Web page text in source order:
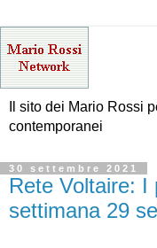
Il sito dei Mario Rossi
contemporanei
30 settembre 2021
Rete Voltaire: I
settimana 29